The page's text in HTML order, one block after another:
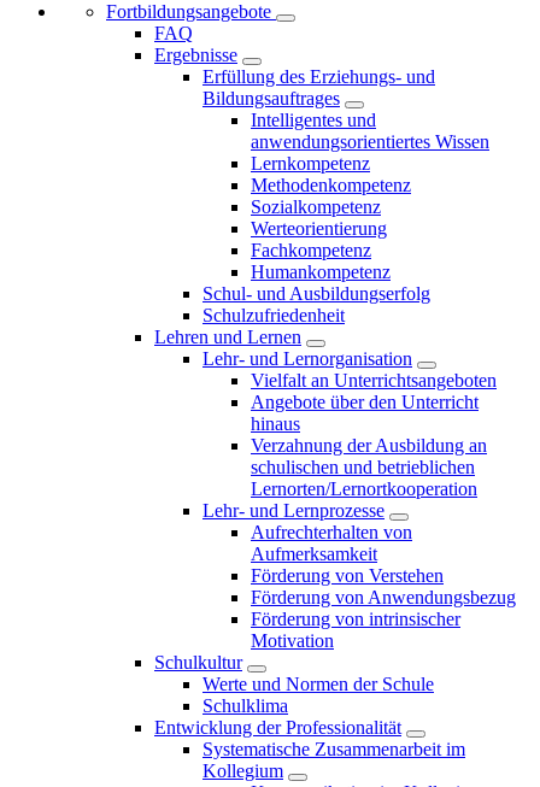
Fortbildungsangebote
FAQ
Ergebnisse
Erfüllung des Erziehungs- und
Bildungsauftrages
Intelligentes und
anwendungsorientiertes Wissen
Lernkompetenz
Methodenkompetenz
Sozialkompetenz
Werteorientierung
Fachkompetenz
Humankompetenz
Schul- und Ausbildungserfolg
Schulzufriedenheit
Lehren und Lernen
Lehr- und Lernorganisation
Vielfalt an Unterrichtsangeboten
Angebote über den Unterricht
hinaus
Verzahnung der Ausbildung an
schulischen und betrieblichen
Lernorten/Lernortkooperation
Lehr- und Lernprozesse
Aufrechterhalten von
Aufmerksamkeit
Förderung von Verstehen
Förderung von Anwendungsbezug
Förderung von intrinsischer
Motivation
Schulkultur
Werte und Normen der Schule
Schulklima
Entwicklung der Professionalität
Systematische Zusammenarbeit im
Kollegium